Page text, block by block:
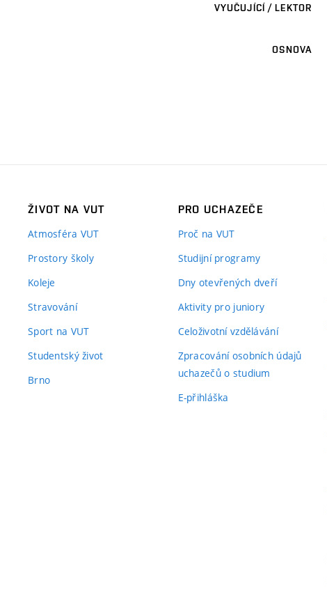
VYUČUJÍCÍ / LEKTOR
OSNOVA
ŽIVOT NA VUT
Atmosféra VUT
Prostory školy
Koleje
Stravování
Sport na VUT
Studentský život
Brno
PRO UCHAZEČE
Proč na VUT
Studijní programy
Dny otevřených dveří
Aktivity pro juniory
Celoživotní vzdělávání
Zpracování osobních údajů
uchazečů o studium
E-přihláška